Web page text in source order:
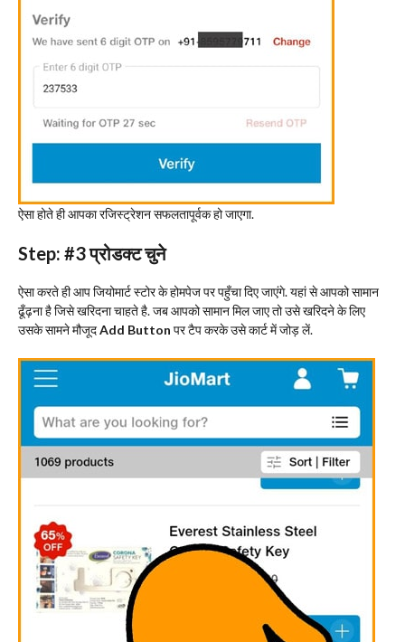
ऐसा होते ही आपका रजिस्ट्रेशन सफलतापूर्वक हो जाएगा.
Step: #3प्रोडक्ट चुने
ऐसा करते ही आप जियोमार्ट स्टोर के होमपेज पर पहुँचा दिए जाएंगे. यहां से आपको सामान
ढूँढ़ना है जिसे खरिदना चाहते है. जब आपको सामान मिल जाए तो उसे खरिदने के लिए
उसके सामने मौजूदAdd Button पर टैप करके उसे कार्ट में जोड़ लें.